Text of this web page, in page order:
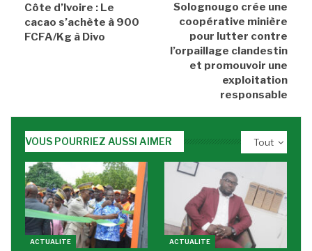
Côte d’Ivoire : Le
cacao s’achète à 900
FCFA/Kg à Divo
Solognougo crée une
coopérative minière
pour lutter contre
l’orpaillage clandestin
et promouvoir une
exploitation
responsable
Tout
VOUS POURRIEZ AUSSI AIMER
ACTUALITE ACTUALITE